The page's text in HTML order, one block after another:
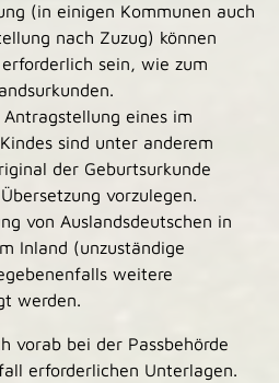
(in einigen Kommunen auch
nach Zuzug) können
sein, wie zum
eines im
sind unter anderem
der Geburtsurkunde
vorzulegen.
von Auslandsdeutschen in
Inland (unzuständige
weitere
werden.
vorab bei der Passbehörde
erforderlichen Unterlagen.